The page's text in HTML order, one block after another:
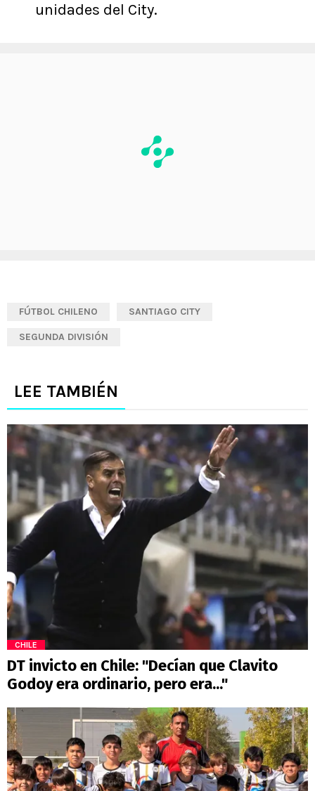
unidades del City.
FÚTBOL CHILENO SANTIAGO CITY
SEGUNDA DIVISIÓN
LEE TAMBIÉN
CHILE
DT invicto en Chile: "Decían que Clavito
Godoy era ordinario, pero era..."